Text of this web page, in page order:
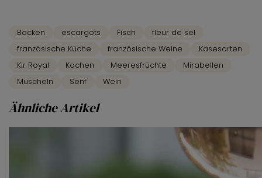
Backen escargots Fisch
fleur de sel
französische Küche
französische Weine
Käsesorten
Kir Royal
Kochen Meeresfrüchte
Mirabellen
Muscheln
Senf Wein
Ähnliche Artikel